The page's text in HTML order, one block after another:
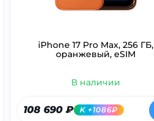
iPhone 17 Pro Max, 256 ГБ,
оранжевый, eSIM
В наличии
108 690 ₽ K +1086₽